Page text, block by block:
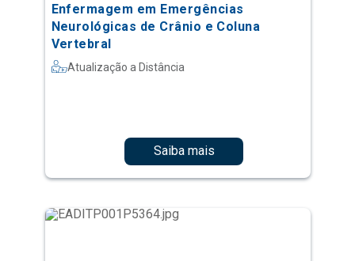
Enfermagem em Emergências
Neurológicas de Crânio e Coluna
Vertebral
Atualização a Distância
Saiba mais